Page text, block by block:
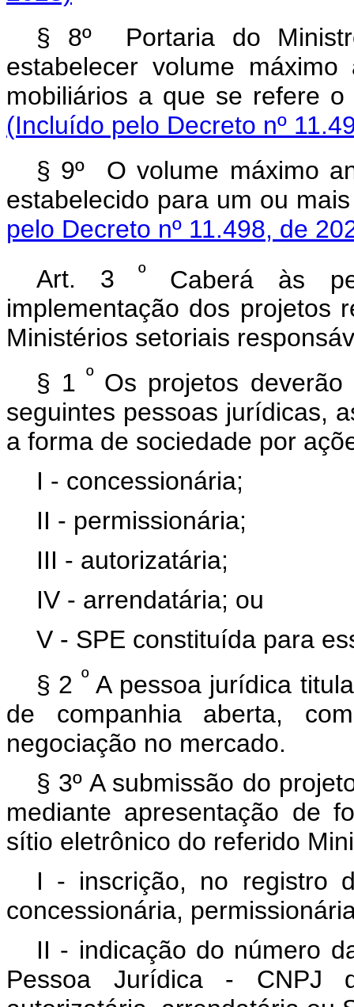
§ 8º Portaria do
estabelecer volume
mobiliários a que se refere
(Incluído pelo Decreto nº
§ 9º O volume máximo
estabelecido para um ou
pelo Decreto nº 11.498, de
Art. 3
º Caberá às
implementação dos projetos
Ministérios setoriais
§ 1 º Os projetos
seguintes pessoas jurídicas,
a forma de sociedade por
I - concessionária;
II - permissionária;
III - autorizatária;
IV - arrendatária; ou
V - SPE constituída para
§ 2 º A pessoa jurídica
de companhia aberta,
negociação no mercado.
§ 3º A submissão do
mediante apresentação de
sítio eletrônico do referido
I - inscrição, no registro
concessionária,
II - indicação do número
Pessoa Jurídica - CNPJ